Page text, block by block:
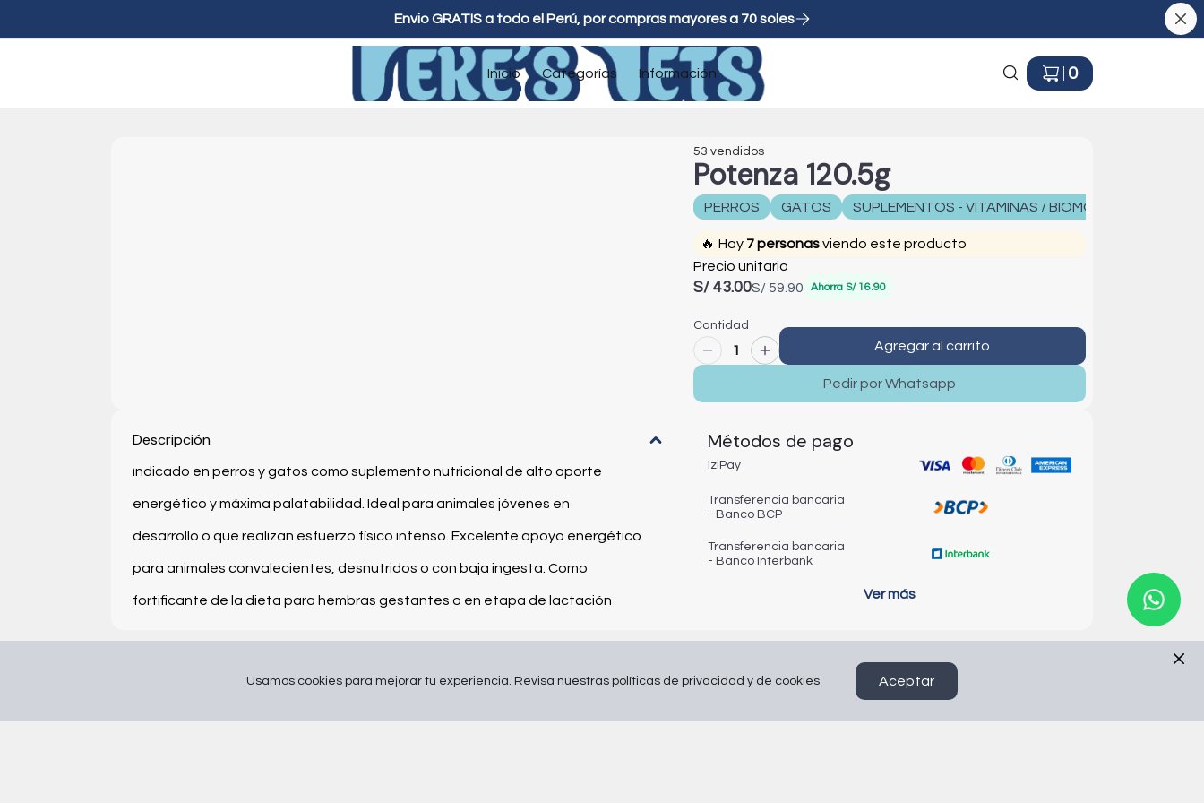
Envio GRATIS a todo el Perú, por compras mayores a 70 soles
Inicio
Categorías Información 0
53 vendidos
Potenza 120.5g
PERROS GATOS SUPLEMENTOS - VITAMINAS / BIOMONT
🔥 Hay 7personasviendo este producto
Precio unitario
S/ 43.00S/ 59.90 Ahorra S/ 16.90
Cantidad
1 Agregar al carrito
Pedir por Whatsapp
Descripción
Indicado en perros y gatos como suplemento nutricional de alto aporte
energético y máxima palatabilidad. Ideal para animales jóvenes en
desarrollo o que realizan esfuerzo físico intenso. Excelente apoyo energético
para animales convalecientes, desnutridos o con baja ingesta. Como
fortificante de la dieta para hembras gestantes o en etapa de lactación
Métodos de pago
IziPay
Transferencia bancaria
- Banco BCP
Transferencia bancaria
- Banco Interbank
Ver más
Usamos cookies para mejorar tu experiencia. Revisa nuestras políticas de privacidad y de cookies Aceptar